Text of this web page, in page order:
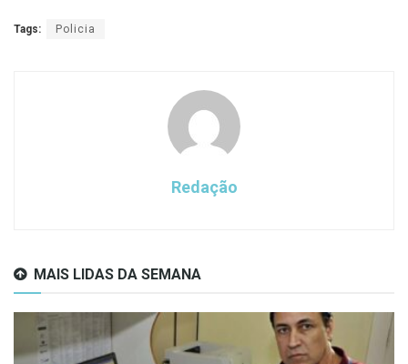
Tags: Policia
Redação
MAIS LIDAS DA SEMANA